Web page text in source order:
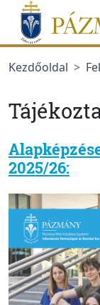
Ugrás a menüre
Ugrás a tartalomra
Kezdőoldal
2025/26: